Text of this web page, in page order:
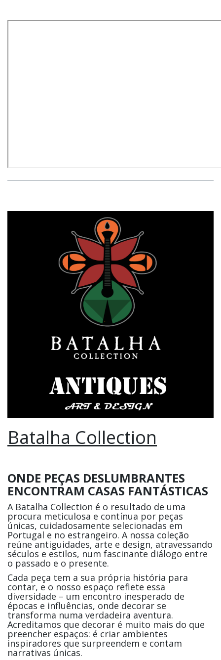
Batalha Collection
ONDE PEÇAS DESLUMBRANTES
ENCONTRAM CASAS FANTÁSTICAS
A Batalha Collection é o resultado de uma
procura meticulosa e contínua por peças
únicas, cuidadosamente selecionadas em
Portugal e no estrangeiro. A nossa coleção
reúne antiguidades, arte e design, atravessando
séculos e estilos, num fascinante diálogo entre
o passado e o presente.
Cada peça tem a sua própria história para
contar, e o nosso espaço reflete essa
diversidade – um encontro inesperado de
épocas e influências, onde decorar se
transforma numa verdadeira aventura.
Acreditamos que decorar é muito mais do que
preencher espaços: é criar ambientes
inspiradores que surpreendem e contam
narrativas únicas.